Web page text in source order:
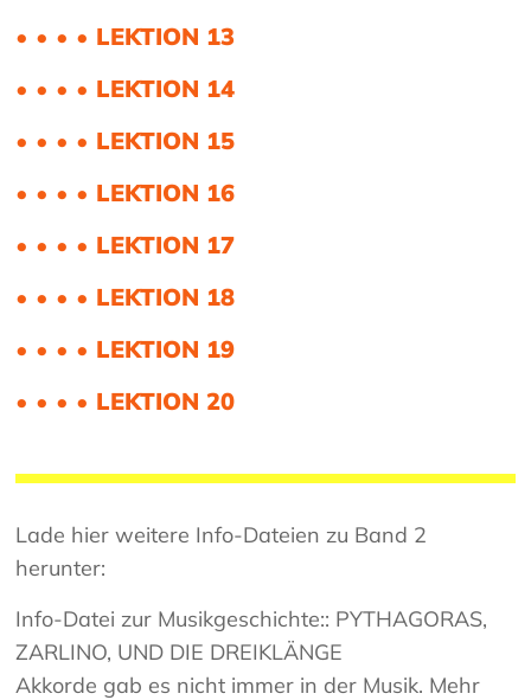
• • • • LEKTION 13
• • • • LEKTION 14
• • • • LEKTION 15
• • • • LEKTION 16
• • • • LEKTION 17
• • • • LEKTION 18
• • • • LEKTION 19
• • • • LEKTION 20
Lade hier weitere Info-Dateien zu Band 2
herunter:
Info-Datei zur Musikgeschichte:: PYTHAGORAS,
ZARLINO, UND DIE DREIKLÄNGE
Akkorde gab es nicht immer in der Musik. Mehr